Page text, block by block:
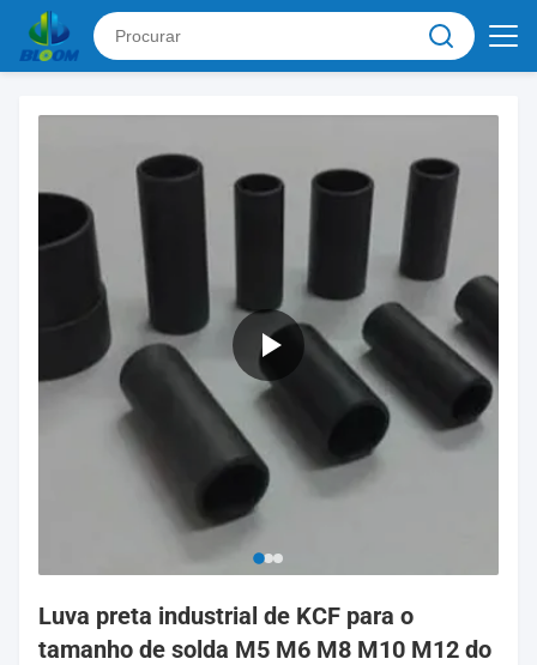
Luva preta industrial de KCF para o
tamanho de solda M5 M6 M8 M10 M12 do